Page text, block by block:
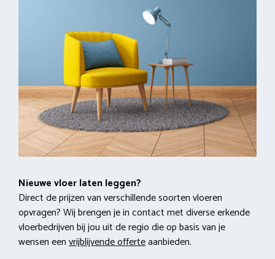
Nieuwe vloer laten leggen?
Direct de prijzen van verschillende soorten vloeren
opvragen? Wij brengen je in contact met diverse erkende
vloerbedrijven bij jou uit de regio die op basis van je
wensen eenvrijblijvende offerteaanbieden.